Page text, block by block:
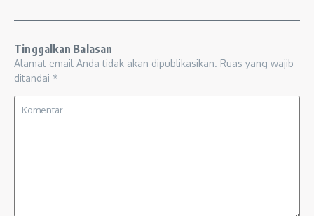
Tinggalkan Balasan
Alamat email Anda tidak akan dipublikasikan. Ruas yang wajib
ditandai *